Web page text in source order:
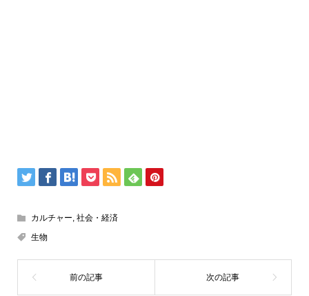
カルチャー, 社会・経済
生物